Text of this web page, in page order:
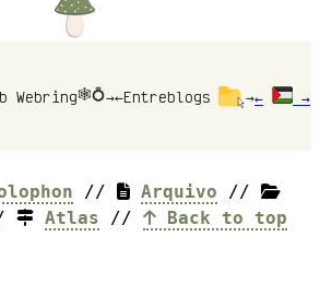
Webring🕸💍→←Entreblogs →← →
// Arquivo //
Atlas // Back to top